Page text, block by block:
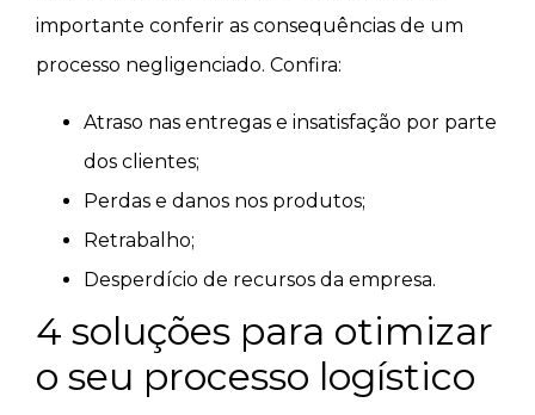
importante conferir as consequências de um
processo negligenciado. Confira:
Atraso nas entregas e insatisfação por parte
dos clientes;
Perdas e danos nos produtos;
Retrabalho;
Desperdício de recursos da empresa.
4 soluções para otimizar
o seu processo logístico